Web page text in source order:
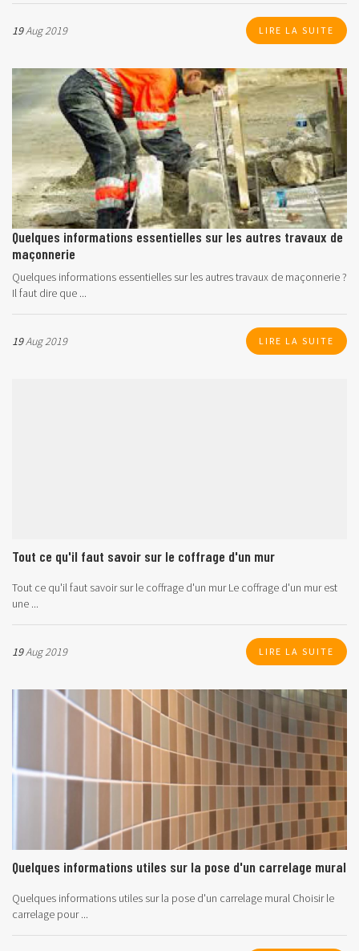
19Aug 2019 LIRE LA SUITE
Quelques informations essentielles sur les autres travaux de
maçonnerie
Quelques informations essentielles sur les autres travaux de maçonnerie ?
Il faut dire que ...
19Aug 2019 LIRE LA SUITE
Tout ce qu'il faut savoir sur le coffrage d'un mur
Tout ce qu'il faut savoir sur le coffrage d'un murLe coffrage d'un mur est
une ...
19Aug 2019 LIRE LA SUITE
Quelques informations utiles sur la pose d'un carrelage mural
Quelques informations utiles sur la pose d'un carrelage mural Choisir le
carrelage pour ...